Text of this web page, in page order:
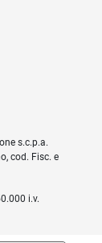
s.c.p.a.
cod. Fisc. e
i.v.